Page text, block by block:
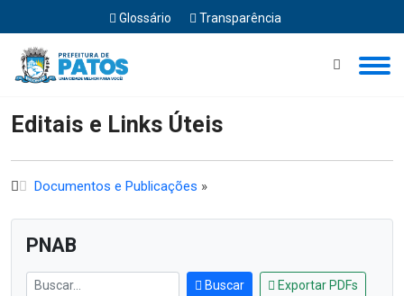
Glossário Transparência
Início Editais e Links Úteis
Editais e Links Úteis
Documentos e Publicações »
PNAB
Buscar Exportar PDFs